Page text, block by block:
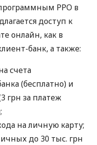
РРО в
доступ к
онлайн, как в
банк, а также:
счета
(бесплатно) и
грн за платеж
на личную карту;
до 30 тыс. грн